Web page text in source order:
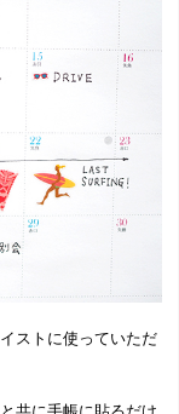
ストに使っていただ